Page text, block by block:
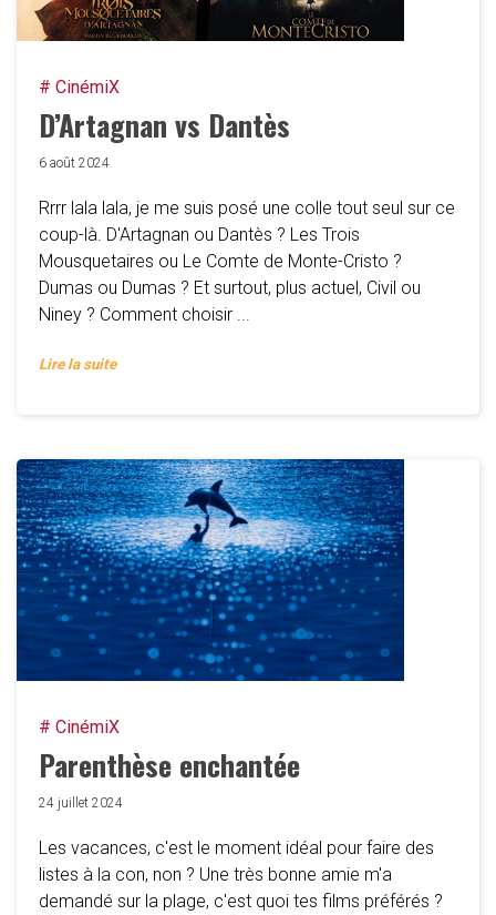
# CinémiX
D’Artagnan vs Dantès
6 août 2024
Rrrr lala lala, je me suis posé une colle tout seul sur ce
coup-là. D'Artagnan ou Dantès ? Les Trois
Mousquetaires ou Le Comte de Monte-Cristo ?
Dumas ou Dumas ? Et surtout, plus actuel, Civil ou
Niney ? Comment choisir ...
Lire la suite
# CinémiX
Parenthèse enchantée
24 juillet 2024
Les vacances, c'est le moment idéal pour faire des
listes à la con, non ? Une très bonne amie m'a
demandé sur la plage, c'est quoi tes films préférés ?